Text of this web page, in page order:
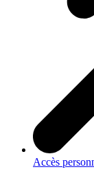
Accès